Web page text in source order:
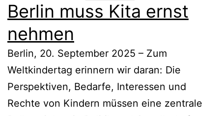
Berlin muss Kita ernst
nehmen
Berlin, 20. September 2025 – Zum
Weltkindertag erinnern wir daran: Die
Perspektiven, Bedarfe, Interessen und
Rechte von Kindern müssen eine zentrale